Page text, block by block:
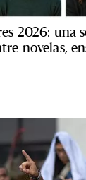
2026: una
novelas,